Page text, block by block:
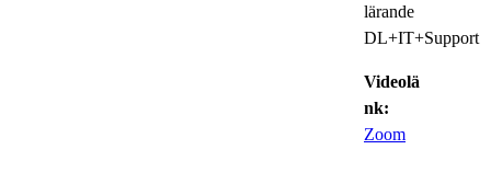
lärande
DL+IT+Support
Videolä
nk:
Zoom